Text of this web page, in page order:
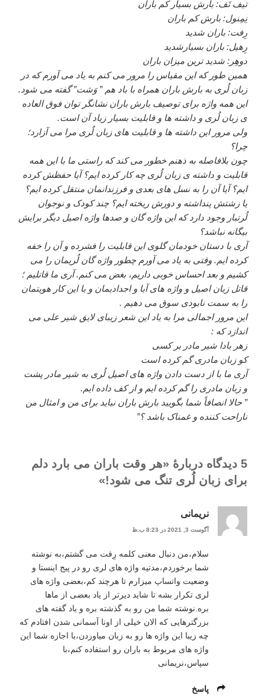
تیف تَف: بارش بسیار کم باران
نِمِنول: بارش کم باران
رِفت: باران شدید
رِهیل: باران بسیارشدید
دوهِر: شدید ترین میزان باران
همین طور که این مقیاس را مرور می کنم به یاد می آورم که در
زبان لُری به بارش باران همراه با باد هم ” وَشت” گفته می شود.
این همه واژه برای توصیف بارش باران نشانگر توان فوق العاده
ی زبان لُری و داشته ها و قابلیت بسیار زیاد آن است.
ولی مرور این داشته ها و قابلیت های زبان لُری مرا می آزارد؛
چرا؟
چون بلافاصله به ذهنم خطور می کند که راستی ما با این همه
قابلیت و داشته ی زبان لُری چه کار کرده ایم؟ آیا حفظش کرده
ایم؟ آیا آن را به نسل های بعدی و فرزندانمان منتقل کرده ایم؟
یا زشتش پنداشته و دورش ریخته ایم؟ چند کودک و نوجوان
لُرتبار وجود دارد که این واژه گان و صدها واژه اصیل دیگر برایش
بیگانه نباشد؟
آری با دستان خودمان گلوی این قابلیت را فشرده و آن را خفه
کرده ایم. وقتی به یاد می آورم چطور واژه گان لُریمان را می
کشیم و بعد احساس خوبی داریم، بغض می کنم. آری ما قاتلیم ؛
قاتل زبان اصیل و واژه های آبا و اجدادیمان و با این کار هویتمان
را به سمت نابودی سوق می دهیم .
این مرور اجمالی مرا به یاد این شعر زیبای لایق شیر علی می
اندازد که :
زهر بادا شیر مادر بر کسی
کو زبان مادری گم کرده است
آری ما با از دست دادن واژه های اصیل لُری به شیر مادر پشت
و زبان مادری را گم کرده ایم و از کف داده ایم.
” حالا انصافاً شما بگویید بارش باران نباید برای من و امثال من
ناراحت کننده و غمناک باشد ؟”
5 دیدگاه دربارهٔ «هر وقت باران می بارد دلم
برای زبان لُری تنگ می شود!»
نریمانی
آگوست 3, 2021 در 8:23 ب.ظ
سلام،من دنبال معنی کلمه رِفت می گشتم،به نوشته
شما برخوردم،مدتیه واژه های لری رو در پیج اینستا و
وضعیت واتساپ میزارم تا هرچند کم،بعضی واژه های
لری تکرار بشه تا شاید دیرتر از یاد بعضی از ماها
بره.نوشته شما من رو به گذشته بره و یاد گفته های
بزرگترهایی که الان خیلی از اونا آسمانی شدن افتادم که
چه زیبا این واژه ها رو به زبان میاوردن،با اجازه شما این
واژه های مربوط به باران رو استفاده کنم،با
سپاس،نریمانی
پاسخ